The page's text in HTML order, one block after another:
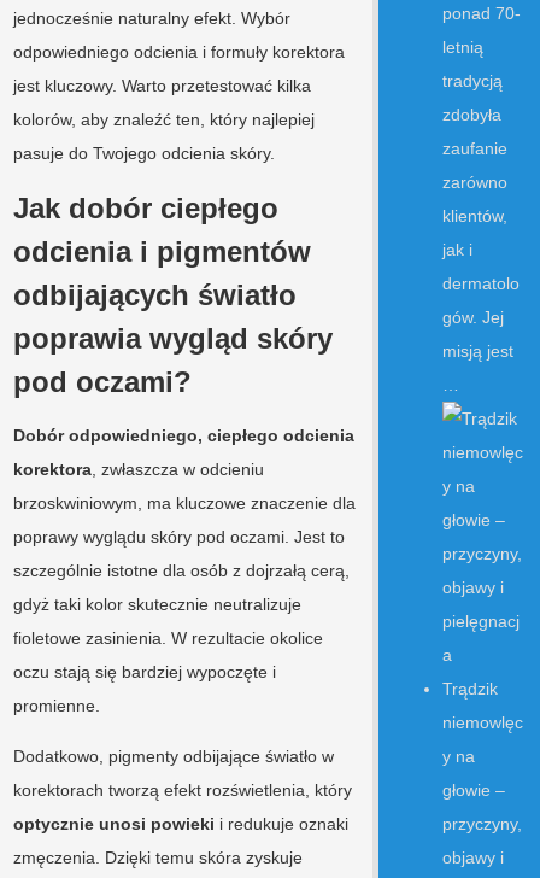
jednocześnie naturalny efekt. Wybór
odpowiedniego odcienia i formuły korektora
jest kluczowy. Warto przetestować kilka
kolorów, aby znaleźć ten, który najlepiej
pasuje do Twojego odcienia skóry.
Jak dobór ciepłego
odcienia i pigmentów
odbijających światło
poprawia wygląd skóry
pod oczami?
Dobór odpowiedniego, ciepłego odcienia
korektora , zwłaszcza w odcieniu
brzoskwiniowym, ma kluczowe znaczenie dla
poprawy wyglądu skóry pod oczami. Jest to
szczególnie istotne dla osób z dojrzałą cerą,
gdyż taki kolor skutecznie neutralizuje
fioletowe zasinienia. W rezultacie okolice
oczu stają się bardziej wypoczęte i
promienne.
Dodatkowo, pigmenty odbijające światło w
korektorach tworzą efekt rozświetlenia, który
optycznie unosi powieki i redukuje oznaki
zmęczenia. Dzięki temu skóra zyskuje
ponad 70-
letnią
tradycją
zdobyła
zaufanie
zarówno
klientów,
jak i
dermatolo
gów. Jej
misją jest
Trądzik
niemowlęc
y na
głowie –
przyczyny,
objawy i